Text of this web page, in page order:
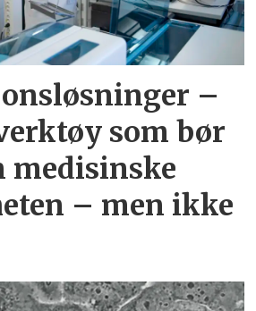
–
som bør
medisinske
– men ikke